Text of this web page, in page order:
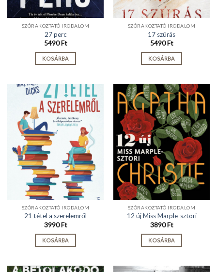
SZÓRAKOZTATÓ IRODALOM
27 perc
5490Ft
KOSÁRBA
SZÓRAKOZTATÓ IRODALOM
17 szúrás
5490Ft
KOSÁRBA
SZÓRAKOZTATÓ IRODALOM
21 tétel a szerelemről
3990Ft
KOSÁRBA
SZÓRAKOZTATÓ IRODALOM
12 új Miss Marple-sztori
3890Ft
KOSÁRBA